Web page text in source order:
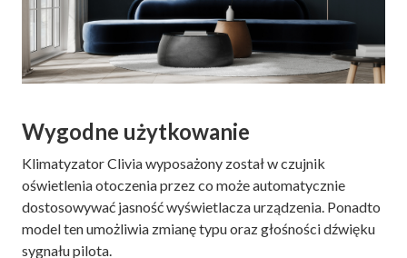
Wygodne użytkowanie
Klimatyzator Clivia wyposażony został w czujnik
oświetlenia otoczenia przez co może automatycznie
dostosowywać jasność wyświetlacza urządzenia. Ponadto
model ten umożliwia zmianę typu oraz głośności dźwięku
sygnału pilota.